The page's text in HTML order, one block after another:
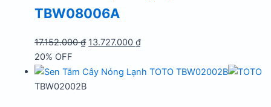
TBW08006A
17.152.000₫ Giá
là:
13.727.000₫Giá
tại
20% OFF
TBW02002B